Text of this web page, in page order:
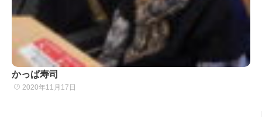
かっぱ寿司
2020年11月17日